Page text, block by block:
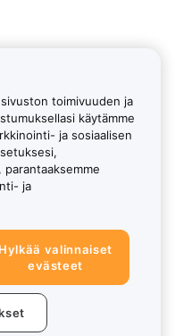
toimivuuden ja
käytämme
ja sosiaalisen
ja
Hylkää valinnaiset
evästeet